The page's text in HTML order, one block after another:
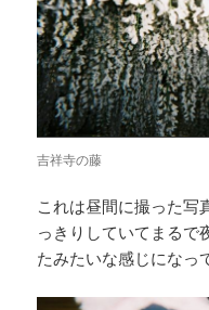
吉祥寺の藤
これは昼間に撮った写
っきりしていてまるで
たみたいな感じになっ